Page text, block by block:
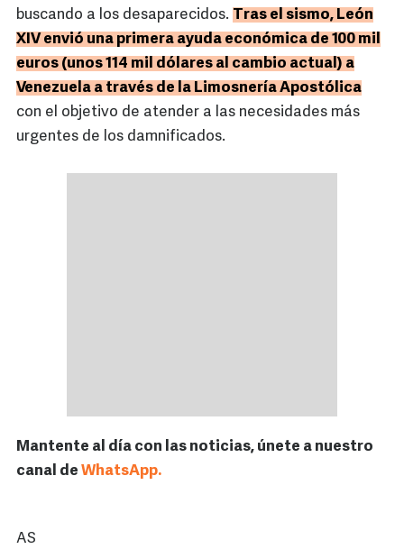
buscando a los desaparecidos. Tras el sismo, León
XIV envió una primera ayuda económica de 100 mil
euros (unos 114 mil dólares al cambio actual) a
Venezuela a través de la Limosnería Apostólica
con el objetivo de atender a las necesidades más
urgentes de los damnificados.
Mantente al día con las noticias, únete a nuestro
canal de WhatsApp.
AS